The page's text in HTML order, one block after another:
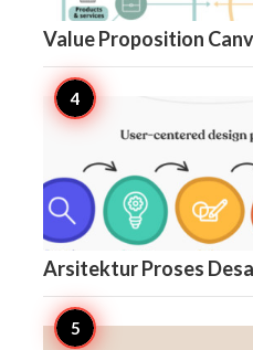
Value Proposition
Arsitektur Proses